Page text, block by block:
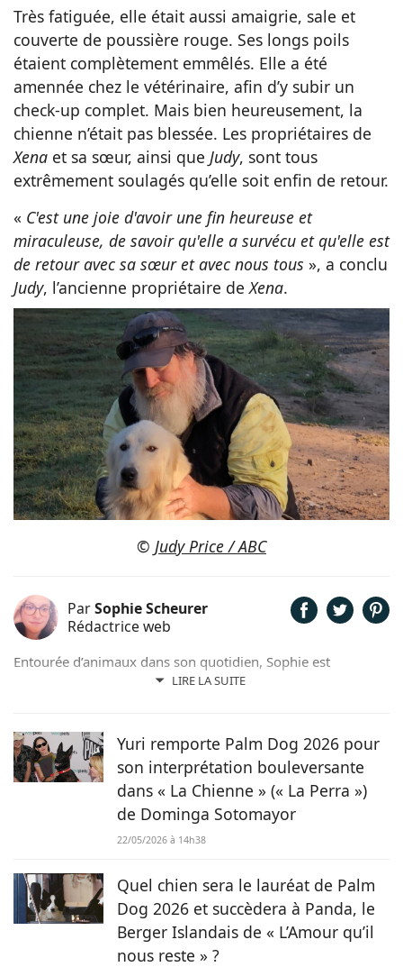
Très fatiguée, elle était aussi amaigrie, sale et
couverte de poussière rouge. Ses longs poils
étaient complètement emmêlés. Elle a été
amennée chez le vétérinaire, afin d’y subir un
check-up complet. Mais bien heureusement, la
chienne n’était pas blessée. Les propriétaires de
Xena et sa sœur, ainsi que Judy, sont tous
extrêmement soulagés qu’elle soit enfin de retour.
« C'est une joie d'avoir une fin heureuse et
miraculeuse, de savoir qu'elle a survécu et qu'elle est
de retour avec sa sœur et avec nous tous », a conclu
Judy, l’ancienne propriétaire de Xena.
© Judy Price / ABC
ParSophie Scheurer
Rédactrice web
LIRE LA SUITE
Entourée d’animaux dans son quotidien, Sophie est
également passionnée de mots. Son amour pour les
précaire. Maya la croisée Labrador-Border Collie a été
retrouvée errante par la SPA et Hatchi, le chien Arbi, a été
sauvé de Tunisie. À ses yeux, ses 2 chiens, son chat et ses
lapins font partie intégrante de sa vie et de sa famille ! C’est
donc sans hésiter qu’elle a décidé de mettre sa plume au
Yuri remporte Palm Dog 2026 pour
son interprétation bouleversante
dans « La Chienne » (« La Perra »)
de Dominga Sotomayor
22/05/2026 à 14h38
Quel chien sera le lauréat de Palm
Dog 2026 et succèdera à Panda, le
Berger Islandais de « L’Amour qu’il
nous reste » ?